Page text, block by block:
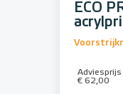
ECO
Adviesprijs
€ 62,00